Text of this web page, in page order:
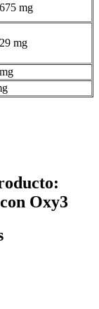
mg
mg
Oxy3